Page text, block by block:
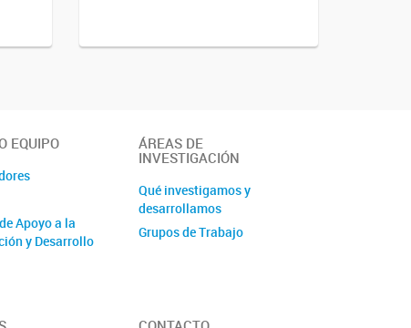
EQUIPO
Apoyo a la
y Desarrollo
ÁREAS DE
INVESTIGACIÓN
Qué investigamos y
desarrollamos
Grupos de Trabajo